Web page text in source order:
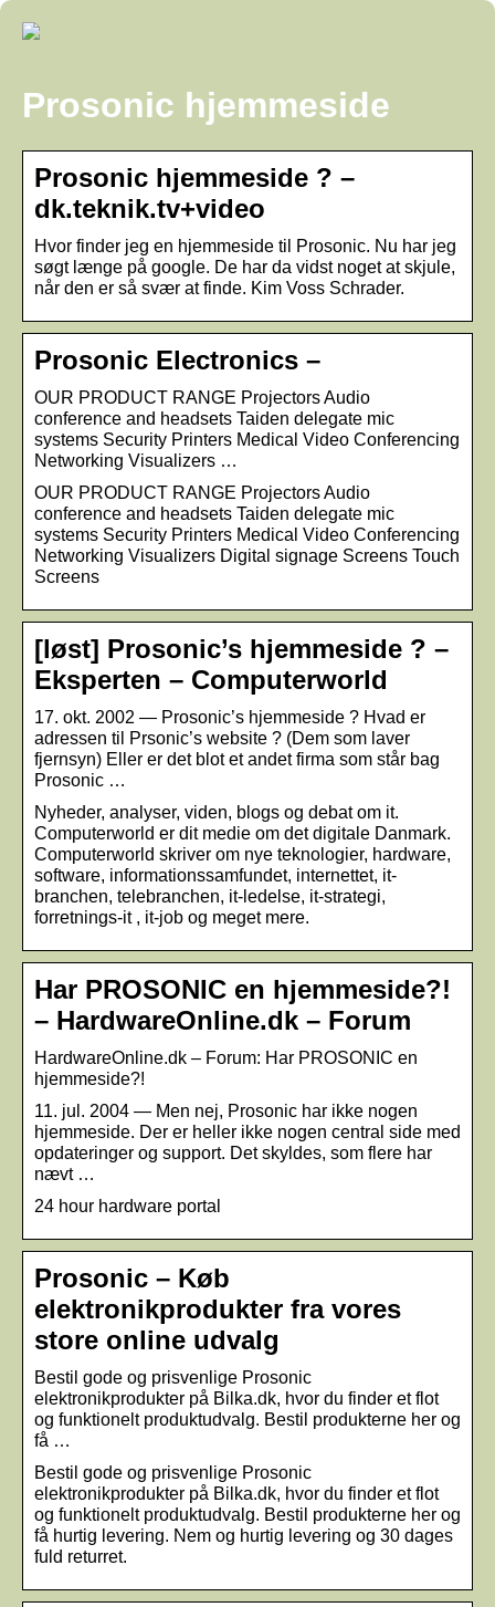
Prosonic hjemmeside
Prosonic hjemmeside ? –
dk.teknik.tv+video
Hvor finder jeg en hjemmeside til Prosonic. Nu har jeg
søgt længe på google. De har da vidst noget at skjule,
når den er så svær at finde. Kim Voss Schrader.
Prosonic Electronics –
OUR PRODUCT RANGE Projectors Audio
conference and headsets Taiden delegate mic
systems Security Printers Medical Video Conferencing
Networking Visualizers …
OUR PRODUCT RANGE Projectors Audio
conference and headsets Taiden delegate mic
systems Security Printers Medical Video Conferencing
Networking Visualizers Digital signage Screens Touch
Screens
[løst] Prosonic’s hjemmeside ? –
Eksperten – Computerworld
17. okt. 2002 — Prosonic’s hjemmeside ? Hvad er
adressen til Prsonic’s website ? (Dem som laver
fjernsyn) Eller er det blot et andet firma som står bag
Prosonic …
Nyheder, analyser, viden, blogs og debat om it.
Computerworld er dit medie om det digitale Danmark.
Computerworld skriver om nye teknologier, hardware,
software, informationssamfundet, internettet, it-
branchen, telebranchen, it-ledelse, it-strategi,
forretnings-it , it-job og meget mere.
Har PROSONIC en hjemmeside?!
– HardwareOnline.dk – Forum
HardwareOnline.dk – Forum: Har PROSONIC en
hjemmeside?!
11. jul. 2004 — Men nej, Prosonic har ikke nogen
hjemmeside. Der er heller ikke nogen central side med
opdateringer og support. Det skyldes, som flere har
nævt …
24 hour hardware portal
Prosonic – Køb
elektronikprodukter fra vores
store online udvalg
Bestil gode og prisvenlige Prosonic
elektronikprodukter på Bilka.dk, hvor du finder et flot
og funktionelt produktudvalg. Bestil produkterne her og
få …
Bestil gode og prisvenlige Prosonic
elektronikprodukter på Bilka.dk, hvor du finder et flot
og funktionelt produktudvalg. Bestil produkterne her og
få hurtig levering. Nem og hurtig levering og 30 dages
fuld returret.